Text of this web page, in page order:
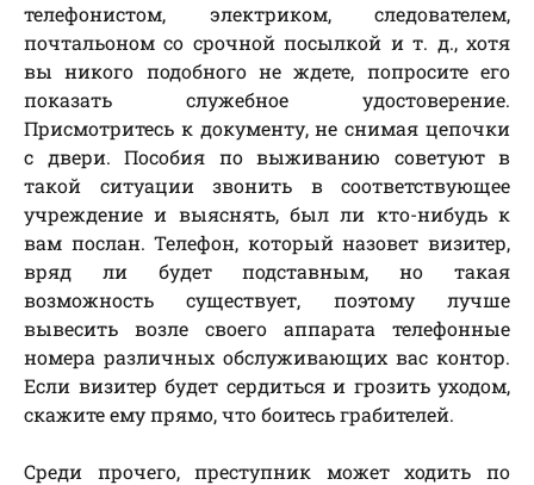
телефонистом, электриком, следователем,
почтальоном со срочной посылкой и т. д., хотя
вы никого подобного не ждете, попросите его
показать служебное удостоверение.
Присмотритесь к документу, не снимая цепочки
с двери. Пособия по выживанию советуют в
такой ситуации звонить в соответствующее
учреждение и выяснять, был ли кто-нибудь к
вам послан. Телефон, который назовет визитер,
вряд ли будет подставным, но такая
возможность существует, поэтому лучше
вывесить возле своего аппарата телефонные
номера различных обслуживающих вас контор.
Если визитер будет сердиться и грозить уходом,
скажите ему прямо, что боитесь грабителей.
Среди прочего, преступник может ходить по